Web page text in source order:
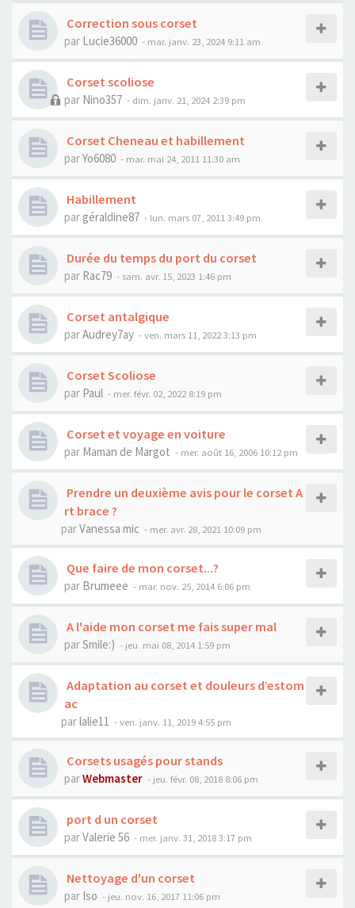
Correction sous corset
par Lucie36000 - mar. janv. 23, 2024 9:11 am
Corset scoliose
par Nino357 - dim. janv. 21, 2024 2:39 pm
Corset Cheneau et habillement
parYo6080 - mar. mai 24, 2011 11:30 am
Habillement
par géraldine87 - lun. mars 07, 2011 3:49 pm
Durée du temps du port du corset
par Rac79 - sam. avr. 15, 2023 1:46 pm
Corset antalgique
parAudrey7ay - ven. mars 11, 2022 3:13 pm
Corset Scoliose
par Paul - mer. févr. 02, 2022 8:19 pm
Corset et voyage en voiture
par Maman de Margot - mer. août 16, 2006 10:12 pm
Prendre un deuxième avis pour le corset A
rt brace ?
parVanessa mic - mer. avr. 28, 2021 10:09 pm
Que faire de mon corset...?
par Brumeee - mar. nov. 25, 2014 6:06 pm
A l'aide mon corset me fais super mal
parSmile:) - jeu. mai 08, 2014 1:59 pm
Adaptation au corset et douleurs d’estom
ac
parlalie11 - ven. janv. 11, 2019 4:55 pm
Corsets usagés pour stands
parWebmaster - jeu. févr. 08, 2018 8:06 pm
port d un corset
parValerie 56 - mer. janv. 31, 2018 3:17 pm
Nettoyage d'un corset
par Iso - jeu. nov. 16, 2017 11:06 pm